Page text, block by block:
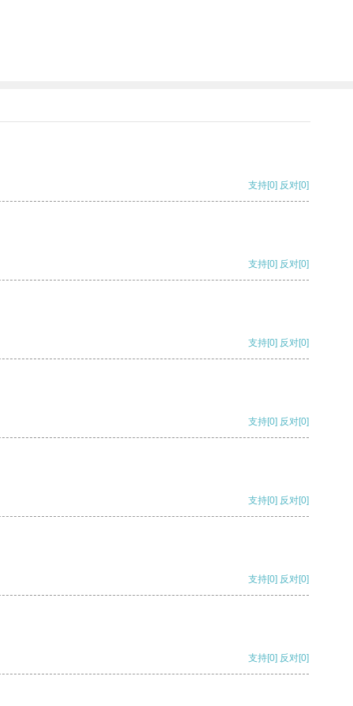
支持[0] 反对[0]
支持[0] 反对[0]
支持[0] 反对[0]
支持[0] 反对[0]
支持[0] 反对[0]
支持[0] 反对[0]
支持[0] 反对[0]